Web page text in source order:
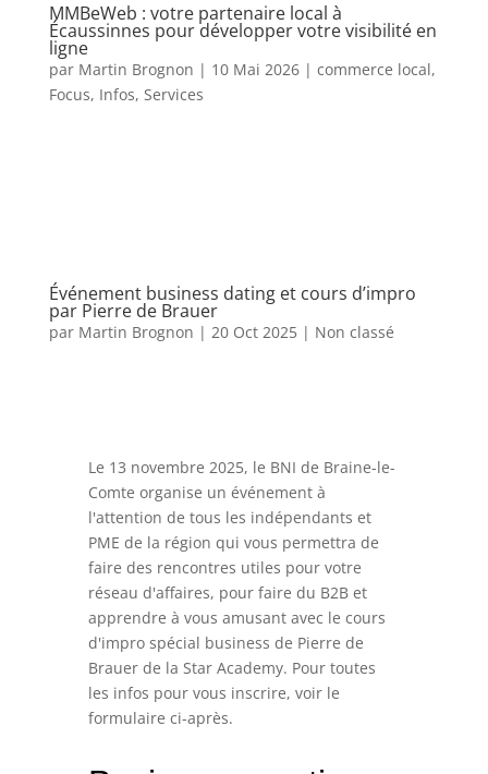
MMBeWeb : votre partenaire local à
Écaussinnes pour développer votre visibilité en
ligne
par Martin Brognon | 10 Mai 2026| commerce local,
Focus, Infos, Services
Événement business dating et cours d’impro
par Pierre de Brauer
par Martin Brognon | 20 Oct 2025| Non classé
Le 13 novembre 2025, le BNI de Braine-le-
Comte organise un événement à
l'attention de tous les indépendants et
PME de la région qui vous permettra de
faire des rencontres utiles pour votre
réseau d'affaires, pour faire du B2B et
apprendre à vous amusant avec le cours
d'impro spécial business de Pierre de
Brauer de la Star Academy. Pour toutes
les infos pour vous inscrire, voir le
formulaire ci-après.